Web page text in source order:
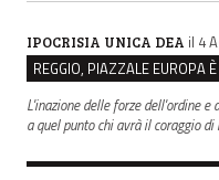
IPOCRISIA UNICA DEA il 4
L'inazione delle forze dell'ordine
a quel punto chi avrà il coraggio